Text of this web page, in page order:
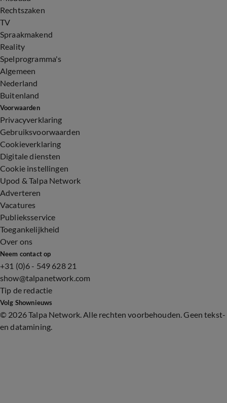
Rechtszaken
TV
Spraakmakend
Reality
Spelprogramma's
Algemeen
Nederland
Buitenland
Voorwaarden
Privacyverklaring
Gebruiksvoorwaarden
Cookieverklaring
Digitale diensten
Cookie instellingen
Upod & Talpa Network
Adverteren
Vacatures
Publieksservice
Toegankelijkheid
Over ons
Neem contact op
+31 (0)6 - 549 628 21
show@talpanetwork.com
Tip de redactie
Volg Shownieuws
© 2026 Talpa Network. Alle rechten voorbehouden. Geen tekst-
en datamining.